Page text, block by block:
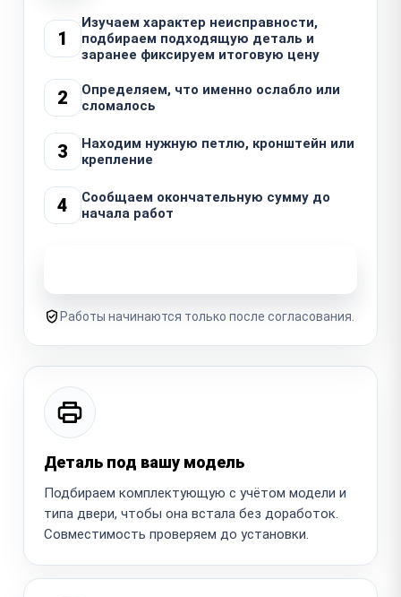
1
Изучаем характер неисправности,
подбираем подходящую деталь и
заранее фиксируем итоговую цену
2
Определяем, что именно ослабло или
сломалось
3
Находим нужную петлю, кронштейн или
крепление
4
Сообщаем окончательную сумму до
начала работ
Работы начинаются только после согласования.
Деталь под вашу модель
Подбираем комплектующую с учётом модели и
типа двери, чтобы она встала без доработок.
Совместимость проверяем до установки.